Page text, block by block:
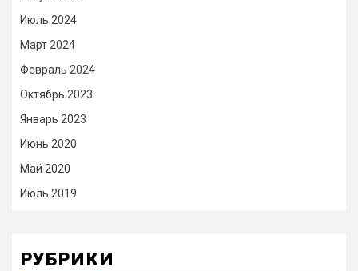
Июль 2024
Март 2024
Февраль 2024
Октябрь 2023
Январь 2023
Июнь 2020
Май 2020
Июль 2019
РУБРИКИ